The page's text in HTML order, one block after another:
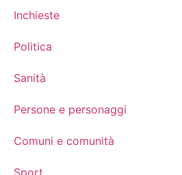
Inchieste
Politica
Sanità
Persone e personaggi
Comuni e comunità
Sport